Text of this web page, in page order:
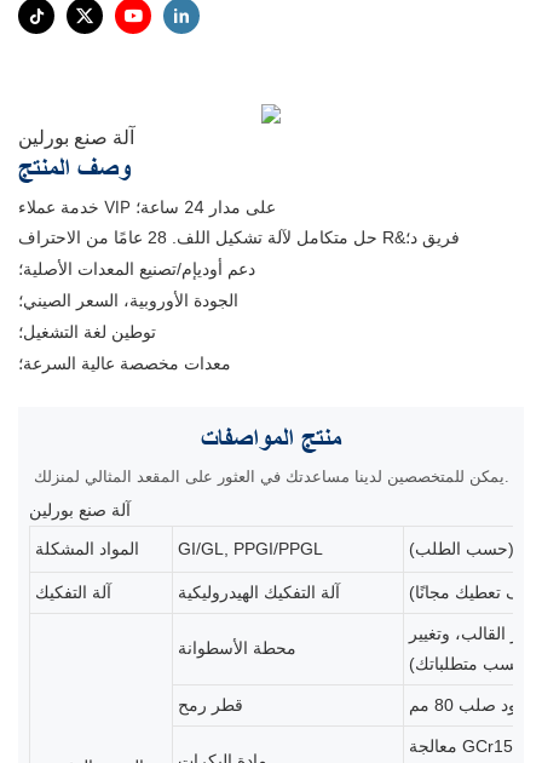
آلة صنع بورلين
وصف المنتج
خدمة عملاء VIP على مدار 24 ساعة؛
حل متكامل لآلة تشكيل اللف. 28 عامًا من الاحتراف R&فريق د؛
دعم أوديإم/تصنيع المعدات الأصلية؛
الجودة الأوروبية، السعر الصيني؛
توطين لغة التشغيل؛
معدات مخصصة عالية السرعة؛
منتج المواصفات
آلة صنع بورلين
المواد المشكلة
GI/GL, PPGI/PPGL
آلة التفكيك آلة التفكيك الهيدروليكية (سوف تعطيك مجانًا)
محطة الأسطوانة
من وحدات تغيير القالب، وتغيير
(حسب متطلباتك)
قطر رمح عمود صلب 80 مم
معالجة GCr15 Wuxi تقسية الحدادة + الخراطة الخشنة + معالجة التبريد HRC58-60 +